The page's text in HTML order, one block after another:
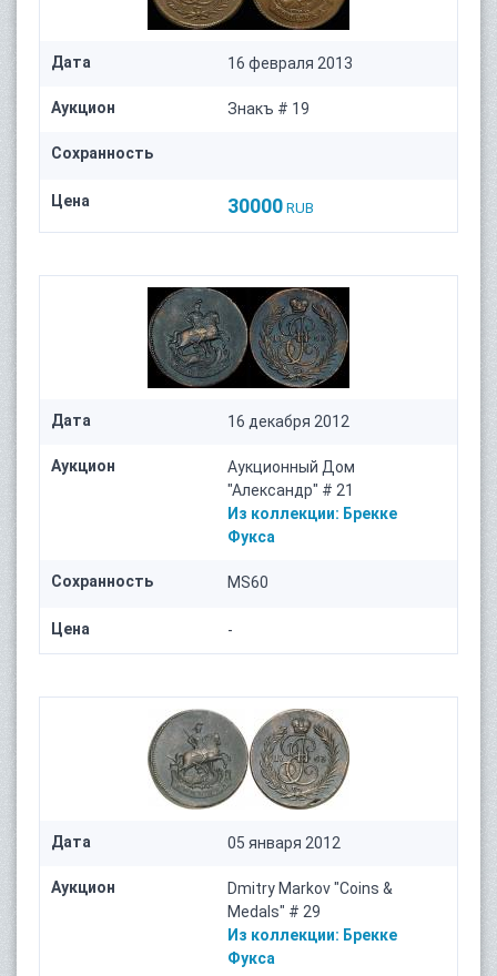
Дата 16 февраля 2013
Аукцион Знакъ # 19
Сохранность
Цена 30000 RUB
Дата 16 декабря 2012
Аукцион
Аукционный Дом
"Александр" # 21
Из коллекции: Брекке
Фукса
Сохранность MS60
Цена -
Дата 05 января 2012
Аукцион
Dmitry Markov "Coins &
Medals" # 29
Из коллекции: Брекке
Фукса